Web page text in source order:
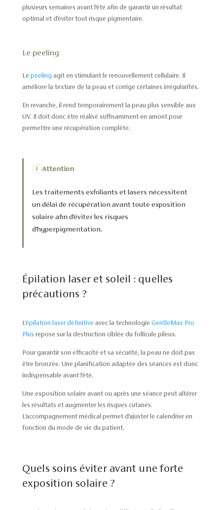
plusieurs semaines avant l’été afin de garantir un résultat
optimal et d’éviter tout risque pigmentaire.
Le peeling
Le peeling agit en stimulant le renouvellement cellulaire. Il
améliore la texture de la peau et corrige certaines irrégularités.
En revanche, il rend temporairement la peau plus sensible aux
UV. Il doit donc être réalisé suffisamment en amont pour
permettre une récupération complète.
i Attention
Les traitements exfoliants et lasers nécessitent
un délai de récupération avant toute exposition
solaire afin d’éviter les risques
d’hyperpigmentation.
Épilation laser et soleil : quelles
précautions ?
L’épilation laser définitive avec la technologie GentleMax Pro
Plus repose sur la destruction ciblée du follicule pileux.
Pour garantir son efficacité et sa sécurité, la peau ne doit pas
être bronzée. Une planification adaptée des séances est donc
indispensable avant l’été.
Une exposition solaire avant ou après une séance peut altérer
les résultats et augmenter les risques cutanés.
L’accompagnement médical permet d’ajuster le calendrier en
fonction du mode de vie du patient.
Quels soins éviter avant une forte
exposition solaire ?